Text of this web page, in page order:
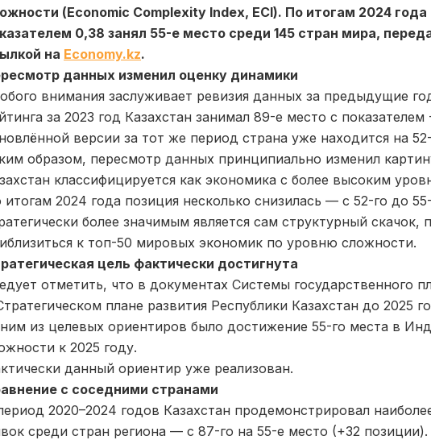
(Economic Complexity Index, ECI). По итогам 2024 года
0,38 занял 55-е место среди 145 стран мира,
на Economy.kz.
данных изменил оценку динамики
внимания заслуживает ревизия данных за предыдущие
за 2023 год Казахстан занимал 89-е место с
версии за тот же период страна уже находится на
образом, пересмотр данных принципиально изменил
классифицируется как экономика с более высоким
итогам 2024 года позиция несколько снизилась — с 52-го до
более значимым является сам структурный скачок,
к топ-50 мировых экономик по уровню сложности.
цель фактически достигнута
отметить, что в документах Системы государственного
плане развития Республики Казахстан до 2025
из целевых ориентиров было достижение 55-го места в
к 2025 году.
данный ориентир уже реализован.
с соседними странами
2020–2024 годов Казахстан продемонстрировал
среди стран региона — с 87-го на 55-е место (+32 позиции).